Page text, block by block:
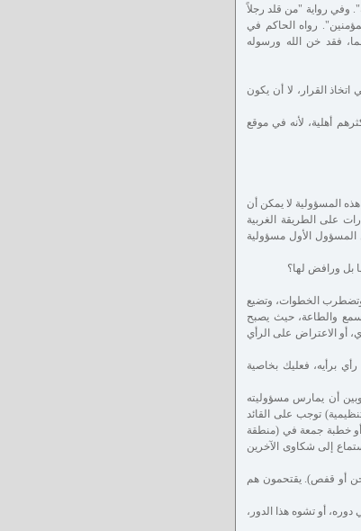
وفي رواية "من قلد رجلاً
رواه الحاكم في
فقد خن الله ورسوله
القرار، لا أن يكون
أهلية، لأنه في موقع
المسؤولية لا يمكن أن
على الطريقة الغربية
الأول مسؤولية
بل ورافض لها؟
وتضطرب الخطوات، وتضيع
والطاعة، حيث يصبح
أو الاعتراض على الرأي
برأيه، فعليك بخاصية
وبين أن يمارس مسؤوليته
توجب على القائد
أو خطبة جمعة في (منطقة
إلى شكاوى الآخرين
أو قفص). يقتحمون هم
دوره، أو تشوه هذا الدور،